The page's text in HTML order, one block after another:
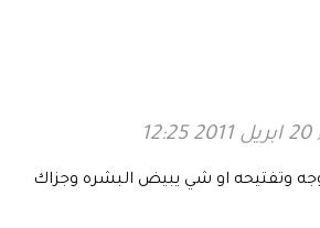
وتفتيحه او شي يبيض البشره وجزاك